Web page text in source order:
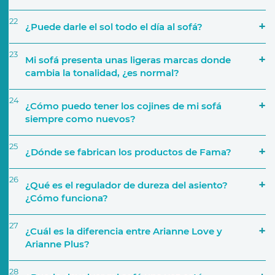
22 ¿Puede darle el sol todo el día al sofá?
23
Mi sofá presenta unas ligeras marcas donde
cambia la tonalidad, ¿es normal?
24
¿Cómo puedo tener los cojines de mi sofá
siempre como nuevos?
25 ¿Dónde se fabrican los productos de Fama?
26
¿Qué es el regulador de dureza del asiento?
¿Cómo funciona?
27
¿Cuál es la diferencia entre Arianne Love y
Arianne Plus?
28